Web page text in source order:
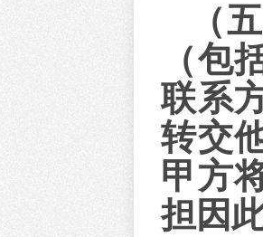
（
（包
联系
转交
甲方
担因